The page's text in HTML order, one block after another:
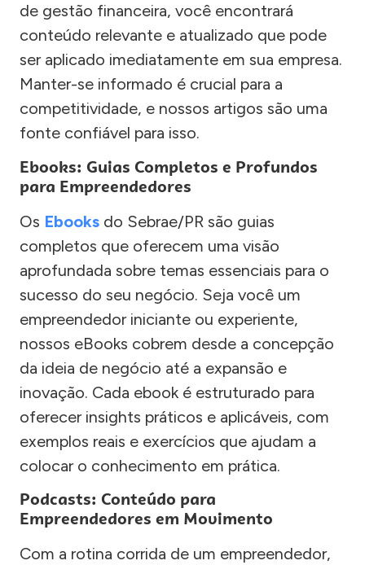
de gestão financeira, você encontrará
conteúdo relevante e atualizado que pode
ser aplicado imediatamente em sua empresa.
Manter-se informado é crucial para a
competitividade, e nossos artigos são uma
fonte confiável para isso.
Ebooks: Guias Completos e Profundos
para Empreendedores
Os Ebooks do Sebrae/PR são guias
completos que oferecem uma visão
aprofundada sobre temas essenciais para o
sucesso do seu negócio. Seja você um
empreendedor iniciante ou experiente,
nossos eBooks cobrem desde a concepção
da ideia de negócio até a expansão e
inovação. Cada ebook é estruturado para
oferecer insights práticos e aplicáveis, com
exemplos reais e exercícios que ajudam a
colocar o conhecimento em prática.
Podcasts: Conteúdo para
Empreendedores em Movimento
Com a rotina corrida de um empreendedor,